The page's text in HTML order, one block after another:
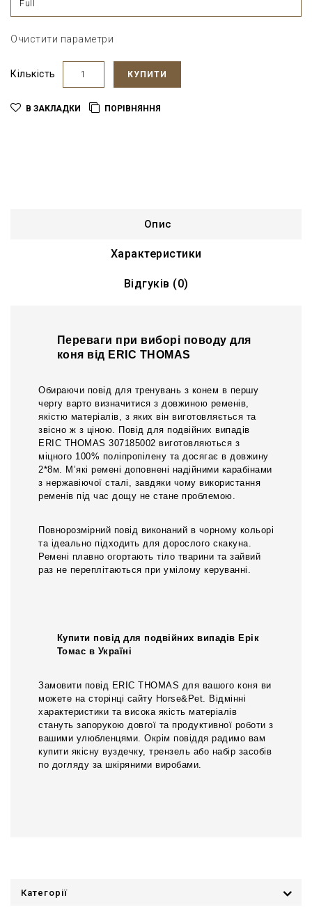
Full
Очистити параметри
Кількість КУПИТИ
В ЗАКЛАДКИ ПОРІВНЯННЯ
Опис
Характеристики
Відгуків (0)
Переваги при виборі поводу для
коня від ERIC THOMAS
Обираючи повід для тренувань з конем в першу
чергу варто визначитися з довжиною ременів,
якістю матеріалів, з яких він виготовляється та
звісно ж з ціною. Повід для подвійних випадів
ERIC THOMAS 307185002 виготовляються з
міцного 100% поліпропілену та досягає в довжину
2*8м. М’які ремені доповнені надійними карабінами
з нержавіючої сталі, завдяки чому використання
ременів під час дощу не стане проблемою.
Повнорозмірний повід виконаний в чорному кольорі
та ідеально підходить для дорослого скакуна.
Ремені плавно огортають тіло тварини та зайвий
раз не переплітаються при умілому керуванні.
Купити повід для подвійних випадів Ерік
Томас в Україні
Замовити повід ERIC THOMAS для вашого коня ви
можете на сторінці сайту Horse&Pet. Відмінні
характеристики та висока якість матеріалів
стануть запорукою довгої та продуктивної роботи з
вашими улюбленцями. Окрім повіддя радимо вам
купити якісну вуздечку, трензель або набір засобів
по догляду за шкіряними виробами.
Категорії